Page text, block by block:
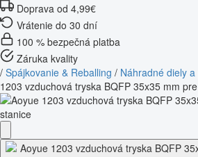
Doprava od 4,99€
Vrátenie do 30 dní
100 % bezpečná platba
Záruka kvality
/ Spájkovanie & Reballing / Náhradné diely
1203 vzduchová tryska BQFP 35x35 mm